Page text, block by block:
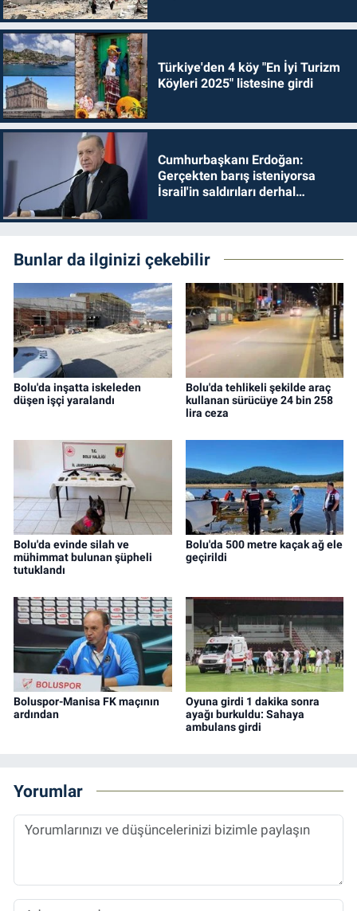
Türkiye'den 4 köy "En İyi Turizm
Köyleri 2025" listesine girdi
Cumhurbaşkanı Erdoğan:
Gerçekten barış isteniyorsa
İsrail'in saldırıları derhal
Bunlar da ilginizi çekebilir
Bolu'da inşatta iskeleden
düşen işçi yaralandı
Bolu'da tehlikeli şekilde araç
kullanan sürücüye 24 bin 258
lira ceza
Bolu'da evinde silah ve
mühimmat bulunan şüpheli
tutuklandı
Bolu'da 500 metre kaçak ağ ele
geçirildi
Boluspor-Manisa FK maçının
ardından
Oyuna girdi 1 dakika sonra
ayağı burkuldu: Sahaya
ambulans girdi
Yorumlar